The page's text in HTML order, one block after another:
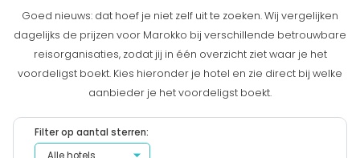
Goed nieuws: dat hoef je niet zelf uit te zoeken. Wij vergelijken
dagelijks de prijzen voor Marokko bij verschillende betrouwbare
reisorganisaties, zodat jij in één overzicht ziet waar je het
voordeligst boekt. Kies hieronder je hotel en zie direct bij welke
aanbieder je het voordeligst boekt.
Filter op aantal sterren: